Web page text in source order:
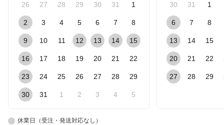
26 27 28 29 30 31 1
2 3 4 5 6 7 8
9 10 11 12 13 14 15
16 17 18 19 20 21 22
23 24 25 26 27 28 29
30 31 1 2 3 4 5
30 31 1
6 7 8
13 14 15
20 21 22
27 28 29
休業日（受注・発送対応なし）